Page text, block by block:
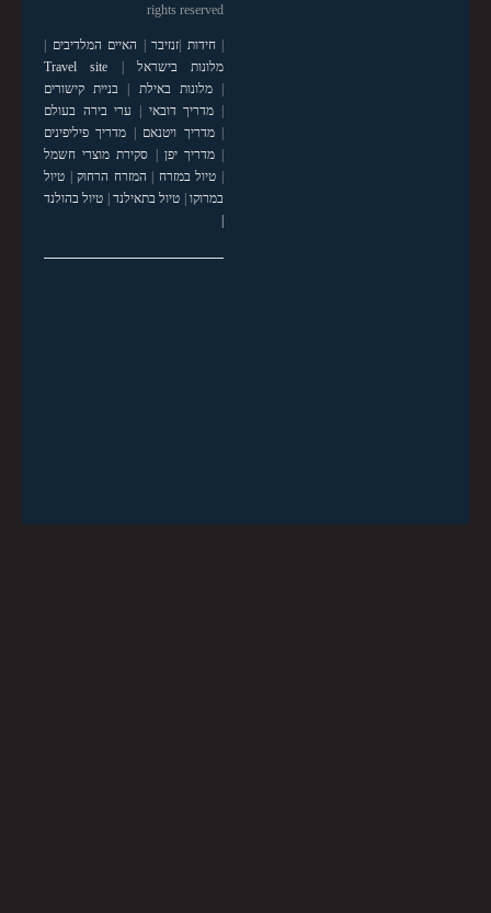
rights reserved
|חידות זנזיבר האיים המלדיבים
מלונות בישראל
Travel site
|מלונות באילת
בניית קישורים
מדריך דובאי
ערי בירה בעולם
|מדריך ויטנאם
מדריך פיליפינים
|מדריך יפן
סקירת מוצרי חשמל
טיול במזרח המזרח הרחוק| טיול
במרוקו| טיול בתאילנד| טיול בהולנד